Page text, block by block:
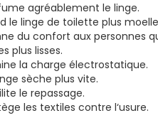
agréablement le linge.
le linge de toilette plus
du confort aux personnes
plus lisses.
la charge électrostatique.
sèche plus vite.
le repassage.
les textiles contre l‘usure.